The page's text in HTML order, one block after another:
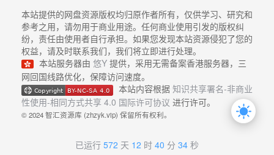
本站提供的网盘资源版权均归原作者所有，仅供学习、研究和
参考之用，请勿用于商业用途。任何商业使用引发的版权纠
纷，责任由使用者自行承担。如果您发现本站资源侵犯了您的
权益，请及时联系我们，我们将立即进行处理。
本站服务器由 悠Y 提供，采用无需备案香港服务器，三
网回国线路优化，保障访问速度。
本站内容根据 知识共享署名-非商业
性使用-相同方式共享 4.0 国际许可协议 进行许可。
© 2024 智汇资源库 (zhzyk.vip) 保留所有权利。
已运行 572 天 12 时 40 分 35 秒